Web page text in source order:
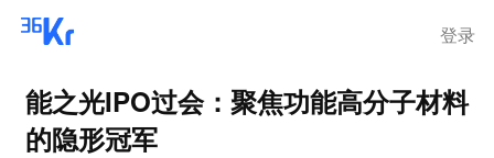
登录
能之光IPO过会：聚焦功能高分子材料
的隐形冠军